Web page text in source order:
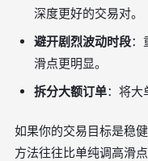
深度更好的交易对。
避开剧烈波动时段：
滑点更明显。
拆分大额订单：将大
如果你的交易目标是稳
方法往往比单纯调高滑